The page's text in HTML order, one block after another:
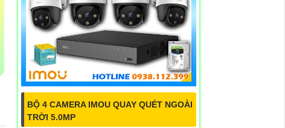
BỘ 4 CAMERA IMOU QUAY QUÉT NGOÀI
TRỜI 5.0MP